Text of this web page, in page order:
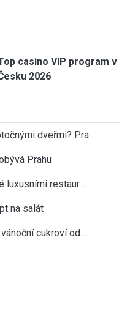
casino VIP program v
2026
dveřmi? Pra…
Prahu
luxusními restaur…
na salát
cukroví od…